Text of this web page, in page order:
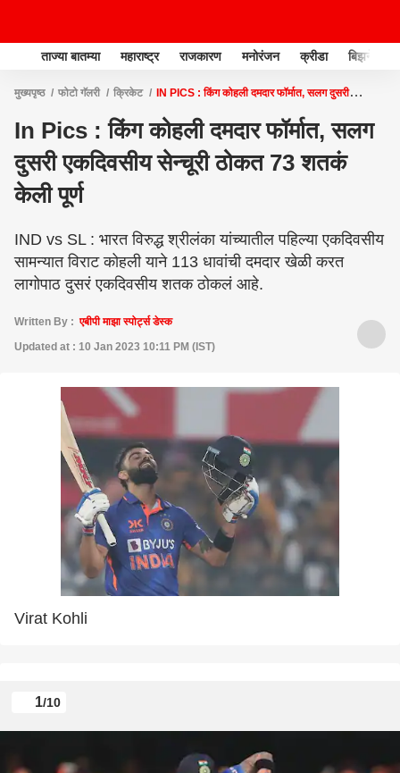
ताज्या बातम्या महाराष्ट्र राजकारण मनोरंजन क्रीडा बिझनेस
मुख्यपृष्ठ फोटो गॅलरी क्रिकेट
IN PICS : किंग कोहली दमदार फॉर्मात, सलग दुसरी
In Pics : किंग कोहली दमदार फॉर्मात, सलग
दुसरी एकदिवसीय सेन्चूरी ठोकत 73 शतकं
केली पूर्ण
IND vs SL : भारत विरुद्ध श्रीलंका यांच्यातील पहिल्या एकदिवसीय
सामन्यात विराट कोहली याने 113 धावांची दमदार खेळी करत
लागोपाठ दुसरं एकदिवसीय शतक ठोकलं आहे.
Written By :एबीपी माझा स्पोर्ट्स डेस्क
Updated at : 10 Jan 2023 10:11 PM (IST)
Virat Kohli
1/10